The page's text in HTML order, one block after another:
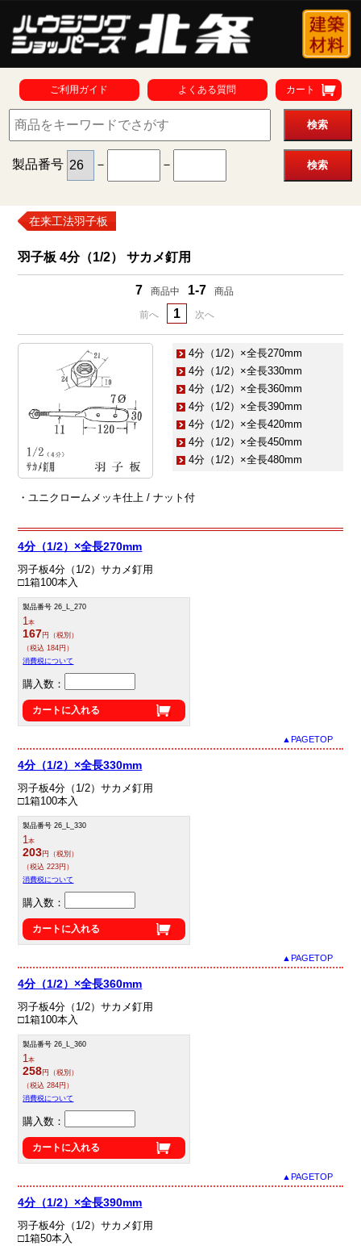
ご利用ガイド よくある質問 カート
製品番号 － －
在来工法羽子板
羽子板 4分（1/2） サカメ釘用
7 商品中 1-7 商品
前へ 1 次へ
4分（1/2）×全長270mm
4分（1/2）×全長330mm
4分（1/2）×全長360mm
4分（1/2）×全長390mm
4分（1/2）×全長420mm
4分（1/2）×全長450mm
4分（1/2）×全長480mm
・ユニクロームメッキ仕上 / ナット付
4分（1/2）×全長270mm
羽子板4分（1/2）サカメ釘用
□1箱100本入
製品番号 26_L_270
1本
167円（税別）
（税込 184円）
消費税について
購入数：
カートに入れる
▲PAGETOP
4分（1/2）×全長330mm
羽子板4分（1/2）サカメ釘用
□1箱100本入
製品番号 26_L_330
1本
203円（税別）
（税込 223円）
消費税について
購入数：
カートに入れる
▲PAGETOP
4分（1/2）×全長360mm
羽子板4分（1/2）サカメ釘用
□1箱100本入
製品番号 26_L_360
1本
258円（税別）
（税込 284円）
消費税について
購入数：
カートに入れる
▲PAGETOP
4分（1/2）×全長390mm
羽子板4分（1/2）サカメ釘用
□1箱50本入